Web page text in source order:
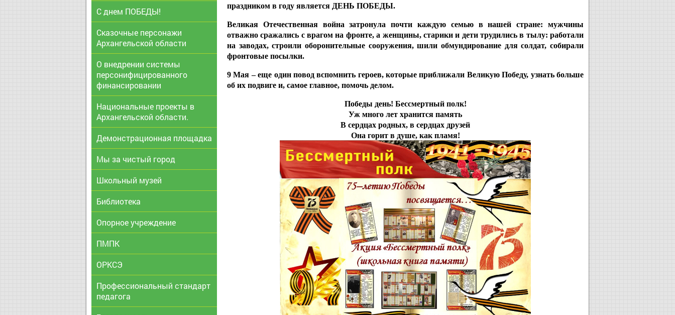
С днем ПОБЕДЫ!
Сказочные персонажи
Архангельской области
О внедрении системы
персонифицированного
финансировании
Национальные проекты в
Архангельской области.
Демонстрационная площадка
Мы за чистый город
Школьный музей
Библиотека
Опорное учреждение
ПМПК
ОРКСЭ
Профессиональный стандарт
педагога
праздником в году является ДЕНЬ ПОБЕДЫ.
Великая Отечественная война затронула почти каждую семью в нашей стране: мужчины
отважно сражались с врагом на фронте, а женщины, старики и дети трудились в тылу: работали
на заводах, строили оборонительные сооружения, шили обмундирование для солдат, собирали
фронтовые посылки.
9 Мая – еще один повод вспомнить героев, которые приближали Великую Победу, узнать больше
об их подвиге и, самое главное, помочь делом.
Победы день! Бессмертный полк!
Уж много лет хранится память
В сердцах родных, в сердцах друзей
Она горит в душе, как пламя!